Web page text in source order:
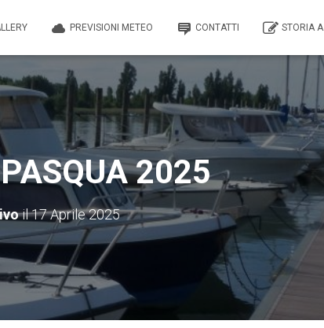
PREVISIONI METEO CONTATTI STORIA
2025
il17 Aprile 2025